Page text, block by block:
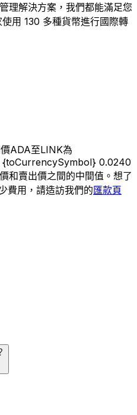
理解決方案，我們都能滿足您
用 130 多種貨幣進行國際轉
ADA至LINK為
0.0240
和賣出價之間的中間值。想了
費用，請造訪我們的匯款頁